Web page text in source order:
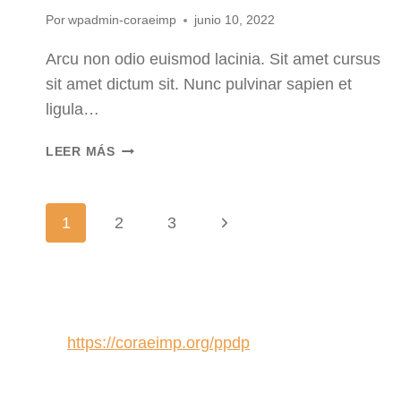
Porwpadmin-coraeimp junio 10, 2022
Arcu non odio euismod lacinia. Sit amet cursus
sit amet dictum sit. Nunc pulvinar sapien et
ligula…
LEER MÁSLAUNDRY
CLEANING
Navegación
1 2 3
Siguiente
https://coraeimp.org/ppdp